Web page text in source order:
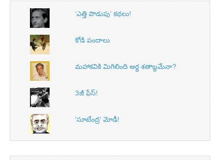
‘ఎత్తి పొడుపు’ కథలు!
కోడి పందాలు
మహాకవికి మిగిలింది అర్ధ శతాబ్దమేనా?
3జీ ఫేస్‌!
'సూటేంద్ర' మోడీ!